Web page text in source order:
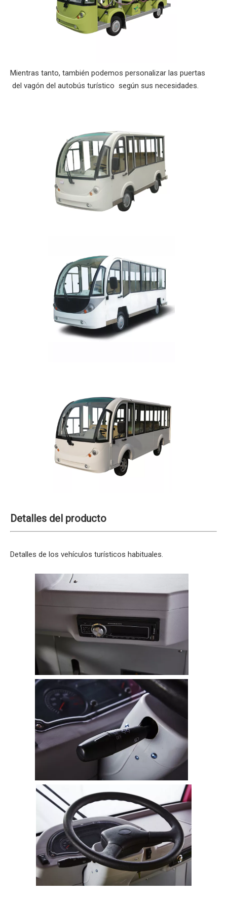
Mientras tanto, también podemos personalizar las puertas
del vagón del autobús turístico según sus necesidades.
Detalles del producto
Detalles de los vehículos turísticos habituales.